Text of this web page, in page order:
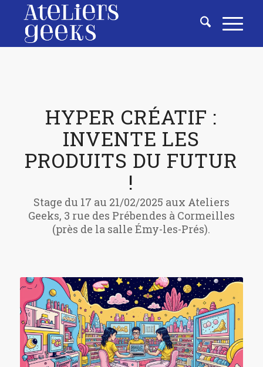
HYPER CRÉATIF :
INVENTE LES
PRODUITS DU FUTUR
!
Stage du 17 au 21/02/2025 aux Ateliers
Geeks, 3 rue des Prébendes à Cormeilles
(près de la salle Émy-les-Prés).